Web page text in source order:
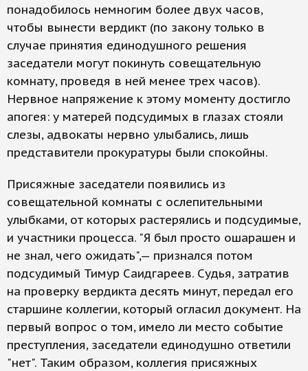
понадобилось немногим более двух часов,
чтобы вынести вердикт (по закону только в
случае принятия единодушного решения
заседатели могут покинуть совещательную
комнату, проведя в ней менее трех часов).
Нервное напряжение к этому моменту достигло
апогея: у матерей подсудимых в глазах стояли
слезы, адвокаты нервно улыбались, лишь
представители прокуратуры были спокойны.
Присяжные заседатели появились из
совещательной комнаты с ослепительными
улыбками, от которых растерялись и подсудимые,
и участники процесса. "Я был просто ошарашен и
не знал, чего ожидать",— признался потом
подсудимый Тимур Саидгареев. Судья, затратив
на проверку вердикта десять минут, передал его
старшине коллегии, который огласил документ. На
первый вопрос о том, имело ли место событие
преступления, заседатели единодушно ответили
"нет". Таким образом, коллегия присяжных